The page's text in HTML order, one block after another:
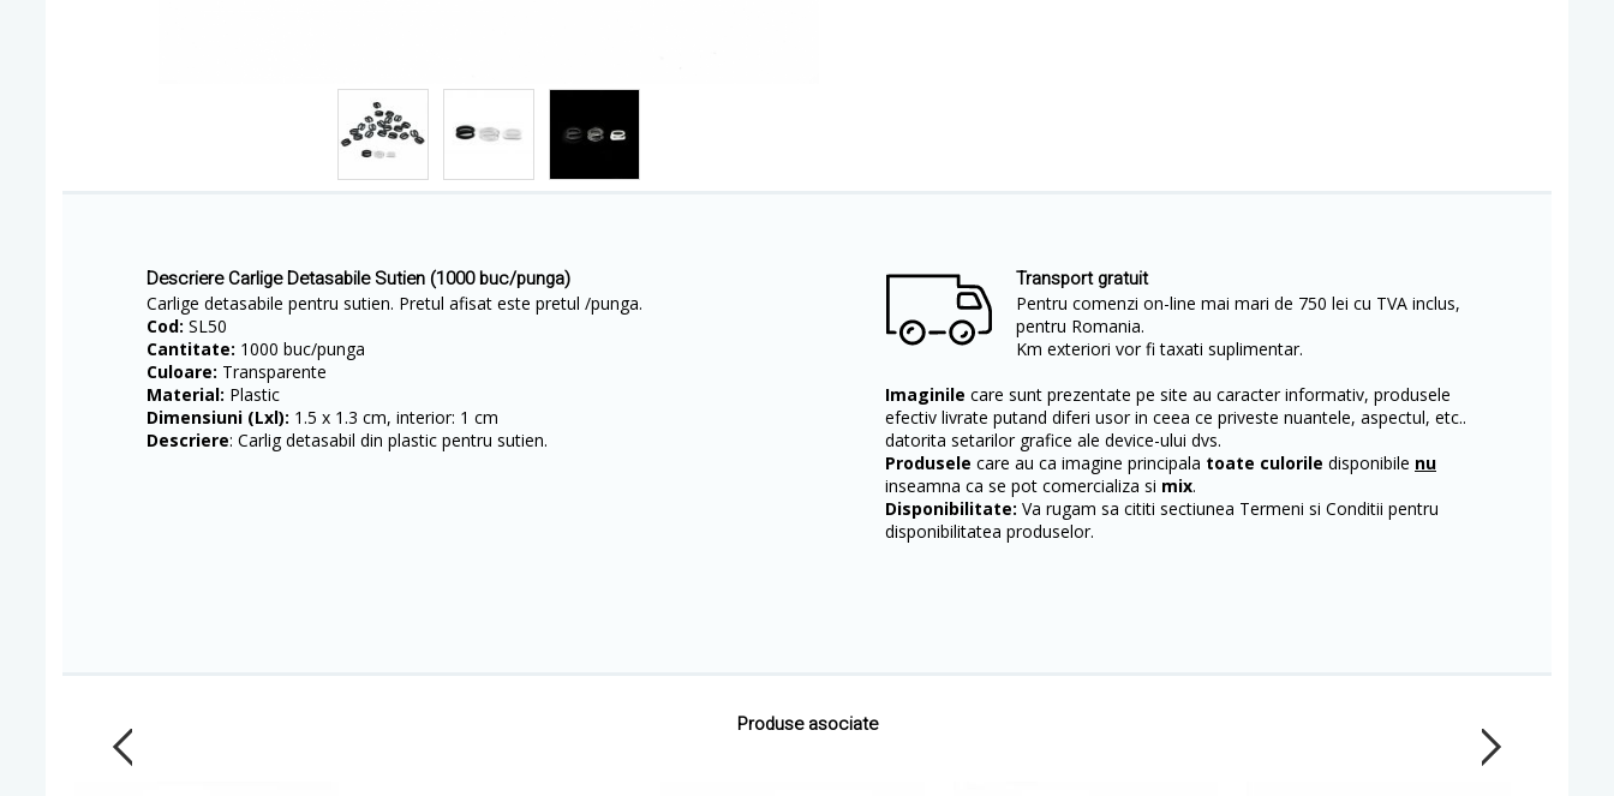
Descriere Carlige Detasabile Sutien (1000 buc/punga)
Carlige detasabile pentru sutien. Pretul afisat este pretul /punga.
Cod: SL50
Cantitate: 1000 buc/punga
Culoare: Transparente
Material: Plastic
Dimensiuni (Lxl): 1.5 x 1.3 cm, interior: 1 cm
Descriere: Carlig detasabil din plastic pentru sutien.
Transport gratuit
Pentru comenzi on-line mai mari de 750 lei cu TVA inclus,
pentru Romania.
Km exteriori vor fi taxati suplimentar.
Imaginile care sunt prezentate pe site au caracter informativ, produsele
efectiv livrate putand diferi usor in ceea ce priveste nuantele, aspectul, etc..
datorita setarilor grafice ale device-ului dvs.
Produsele care au ca imagine principala toate culorile disponibile nu
inseamna ca se pot comercializa si mix.
Disponibilitate: Va rugam sa cititi sectiunea Termeni si Conditii pentru
disponibilitatea produselor.
Produse asociate